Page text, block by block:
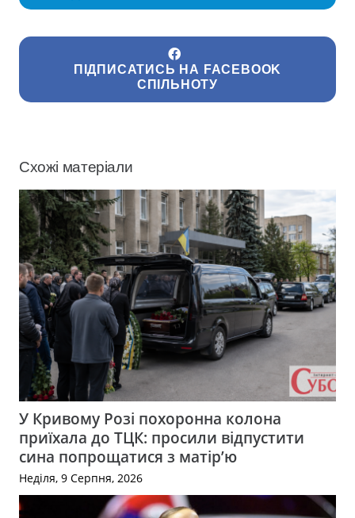
ПІДПИСАТИСЬ НА FACEBOOK
СПІЛЬНОТУ
Схожі матеріали
У Кривому Розі похоронна колона
приїхала до ТЦК: просили відпустити
сина попрощатися з матір’ю
Неділя, 9 Серпня, 2026